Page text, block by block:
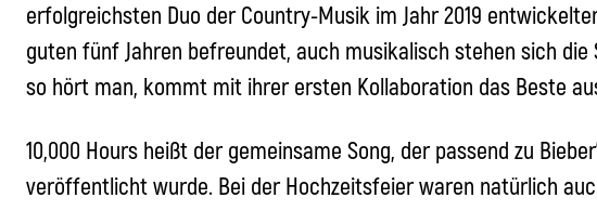
erfolgreichsten Duo der Country-Musik im Jahr 2019
guten fünf Jahren befreundet, auch musikalisch stehen sich die
so hört man, kommt mit ihrer ersten Kollaboration das Beste
10,000 Hours heißt der gemeinsame Song, der passend zu
veröffentlicht wurde. Bei der Hochzeitsfeier waren natürlich